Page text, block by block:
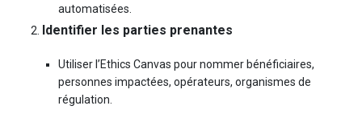
automatisées.
Identifier les parties prenantes
Utiliser l’Ethics Canvas pour nommer bénéficiaires,
personnes impactées, opérateurs, organismes de
régulation.